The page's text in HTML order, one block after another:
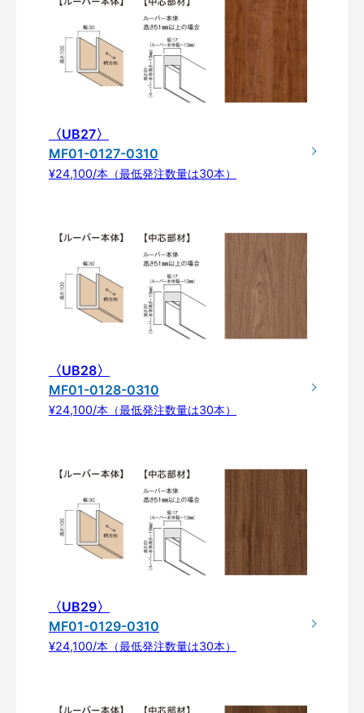
〈UB27〉
MF01-0127-0310
¥24,100/本（最低発注数量は30本）
〈UB28〉
MF01-0128-0310
¥24,100/本（最低発注数量は30本）
〈UB29〉
MF01-0129-0310
¥24,100/本（最低発注数量は30本）